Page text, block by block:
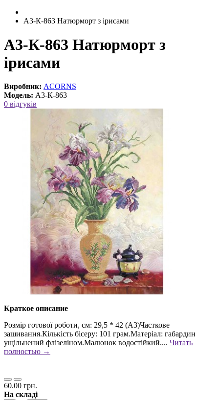
А3-К-863 Натюрморт з ірисами
А3-К-863 Натюрморт з
ірисами
Виробник: ACORNS
Модель: А3-К-863
0 відгуків
Краткое описание
Розмір готової роботи, см: 29,5 * 42 (А3)Часткове
зашивання.Кількість бісеру: 101 грам.Матеріал: габардин
ущільнений флізеліном.Малюнок водостійкий.... Читать
полностью →
60.00 грн.
На складі